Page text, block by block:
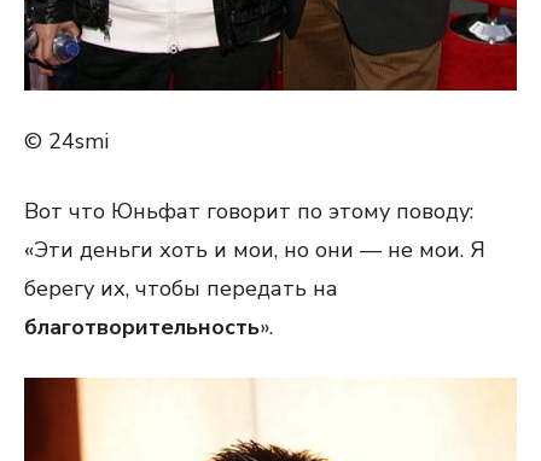
© 24smi
Вот что Юньфат говорит по этому поводу:
«Эти деньги хоть и мои, но они — не мои. Я
берегу их, чтобы передать на
благотворительность».